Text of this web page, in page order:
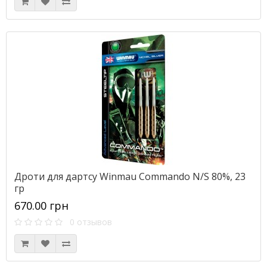
Дроти для дартсу Winmau Commando N/S 80%, 23
гр
670.00 грн
0 отзывов